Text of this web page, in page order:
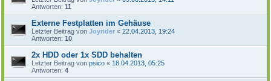
Antworten: 11
Externe Festplatten im Gehäuse
Letzter Beitrag von Joyrider « 22.04.2013, 19:24
Antworten: 10
2x HDD oder 1x SDD behalten
Letzter Beitrag von psico « 18.04.2013, 05:25
Antworten: 4